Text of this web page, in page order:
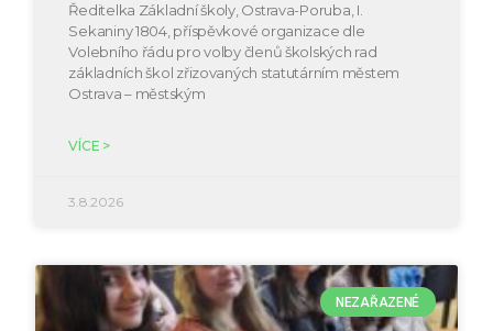
Ředitelka Základní školy, Ostrava-Poruba, I.
Sekaniny 1804, příspěvkové organizace dle
Volebního řádu pro volby členů školských rad
základních škol zřizovaných statutárním městem
Ostrava – městským
VÍCE >
3.8.2026
NEZAŘAZENÉ